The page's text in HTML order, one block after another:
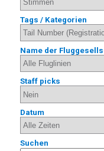
Tags / Kategorien
Name der
Staff picks
Datum
Suchen